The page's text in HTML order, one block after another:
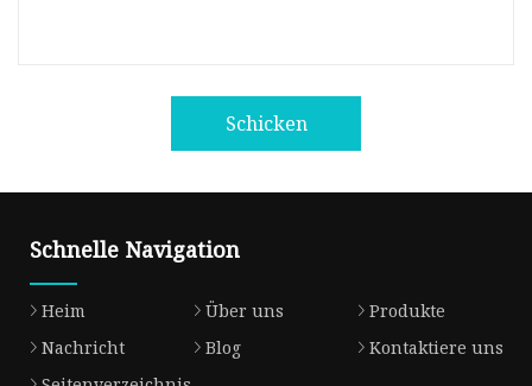
Schicken
Schnelle Navigation
Heim Über uns
Produkte
Nachricht
Blog
Kontaktiere uns